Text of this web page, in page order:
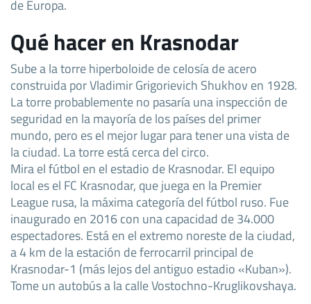
de Europa.
Qué hacer en Krasnodar
Sube a la torre hiperboloide de celosía de acero
construida por Vladimir Grigorievich Shukhov en 1928.
La torre probablemente no pasaría una inspección de
seguridad en la mayoría de los países del primer
mundo, pero es el mejor lugar para tener una vista de
la ciudad. La torre está cerca del circo.
Mira el fútbol en el estadio de Krasnodar. El equipo
local es el FC Krasnodar, que juega en la Premier
League rusa, la máxima categoría del fútbol ruso. Fue
inaugurado en 2016 con una capacidad de 34.000
espectadores. Está en el extremo noreste de la ciudad,
a 4 km de la estación de ferrocarril principal de
Krasnodar-1 (más lejos del antiguo estadio «Kuban»).
Tome un autobús a la calle Vostochno-Kruglikovshaya.